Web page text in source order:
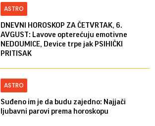
ASTRO
DNEVNI HOROSKOP ZA ČETVRTAK, 6.
AVGUST: Lavove opterećuju emotivne
NEDOUMICE, Device trpe jak PSIHIČKI
PRITISAK
ASTRO
Suđeno im je da budu zajedno: Najjači
ljubavni parovi prema horoskopu